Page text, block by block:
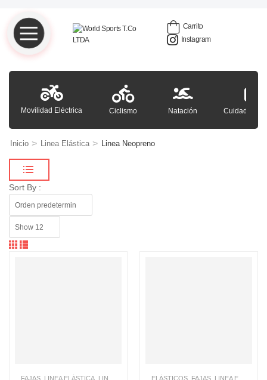
Carrito
Instagram
Movilidad Eléctrica Ciclismo Natación Cuidado
Inicio > Linea Elástica > Linea Neopreno
Sort By :
FAJAS LINEA ELÁSTICA LINEA NEOPRENO ELÁSTICOS FAJAS LINEA ELÁSTICA